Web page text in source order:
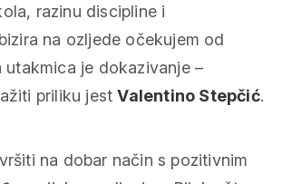
razinu discipline i
na ozljede očekujem od
je dokazivanje –
priliku jestValentino Stepčić.
na dobar način s pozitivnim